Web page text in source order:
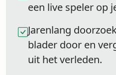
een live speler op
Jarenlang
blader door en
uit het verleden.